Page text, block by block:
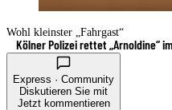
Wohl kleinster „Fahrgast“
Kölner Polizei rettet „Arnoldine“
Express · Community
Diskutieren Sie mit
Jetzt kommentieren